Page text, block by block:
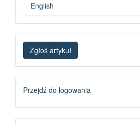
English
Zgłoś
artykuł
Zgłoś artykuł
Logowanie
Przejdź do logowania